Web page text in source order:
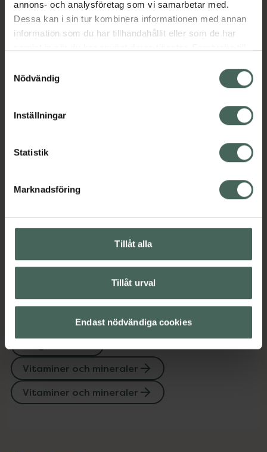
annons- och analysföretag som vi samarbetar med.
Dessa kan i sin tur kombinera informationen med annan
information som du har tillhandahållit eller som de har
återkalla ditt samtycke via webbplatsens
cookieinställningar. Ett återkallat samtycke påverkar inte
lagligheten av behandling som skett innan återkallelsen.
Nödvändig
Inställningar
Statistik
Marknadsföring
Tillåt alla
Tillåt urval
Endast nödvändiga cookies
Jämförpris 3,32 kr/st
EAN:05021807009305
Kosttillskott
Innehåll Visa
Instruktioner Visa
Upptäck flera produkter inom
Kost och hälsa
Kosttillskott
Kosttillskott
Magnesium
Vitaminer och mineraler
Vitaminer och mineraler